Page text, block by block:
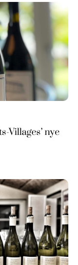
Villages’ nye